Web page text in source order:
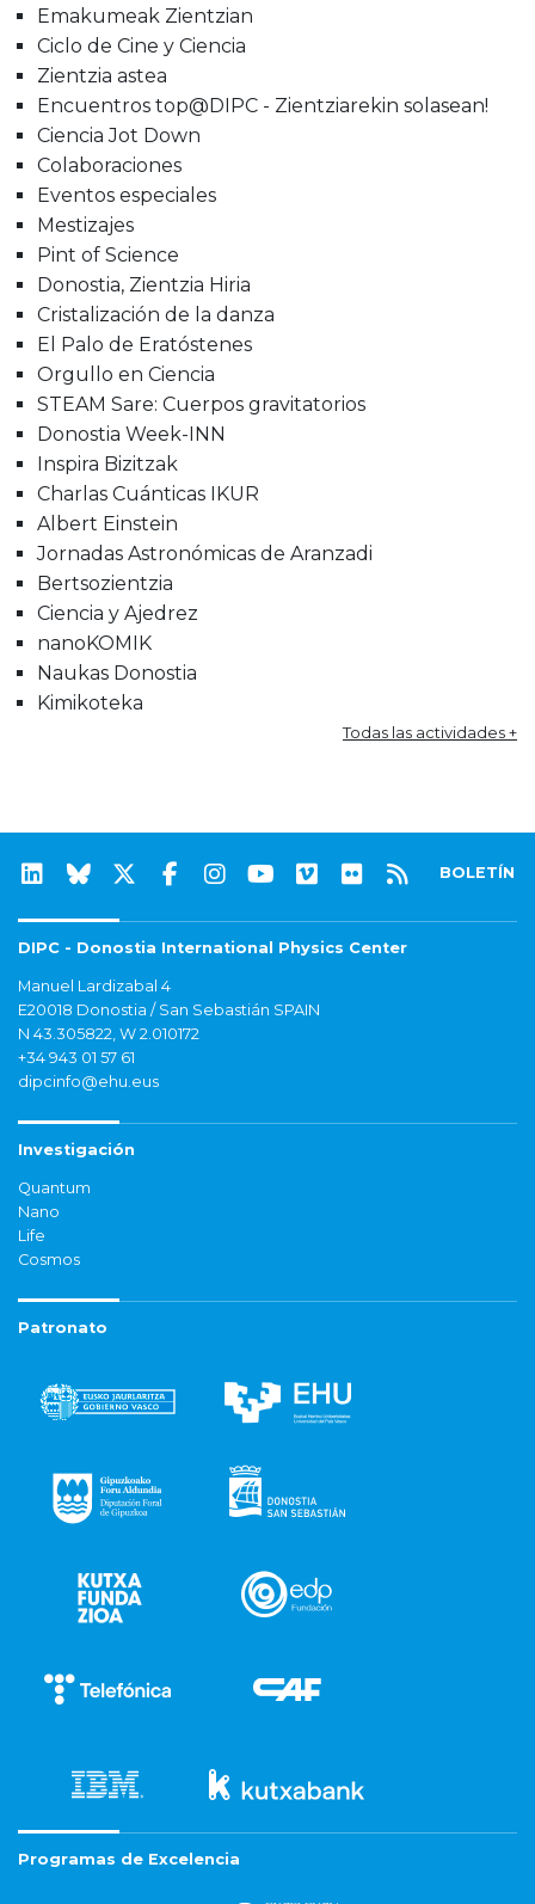
Emakumeak Zientzian
Ciclo de Cine y Ciencia
Zientzia astea
Encuentros top@DIPC - Zientziarekin solasean!
Ciencia Jot Down
Colaboraciones
Eventos especiales
Mestizajes
Pint of Science
Donostia, Zientzia Hiria
Cristalización de la danza
El Palo de Eratóstenes
Orgullo en Ciencia
STEAM Sare: Cuerpos gravitatorios
Donostia Week-INN
Inspira Bizitzak
Charlas Cuánticas IKUR
Albert Einstein
Jornadas Astronómicas de Aranzadi
Bertsozientzia
Ciencia y Ajedrez
nanoKOMIK
Naukas Donostia
Kimikoteka
Todas las actividades +
BOLETÍN
DIPC - Donostia International Physics Center
Manuel Lardizabal 4
E20018 Donostia / San Sebastián SPAIN
N 43.305822, W 2.010172
+34 943 01 57 61
dipcinfo@ehu.eus
Investigación
Quantum
Nano
Life
Cosmos
Patronato
Programas de Excelencia